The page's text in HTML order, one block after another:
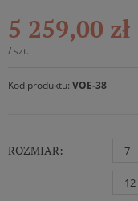
5 259,00 zł
/ szt.
Kod produktu: VOE-38
ROZMIAR: 7
12